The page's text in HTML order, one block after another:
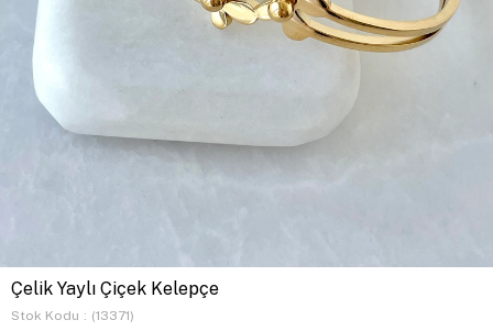
Çelik Yaylı Çiçek Kelepçe
Stok Kodu (13371)